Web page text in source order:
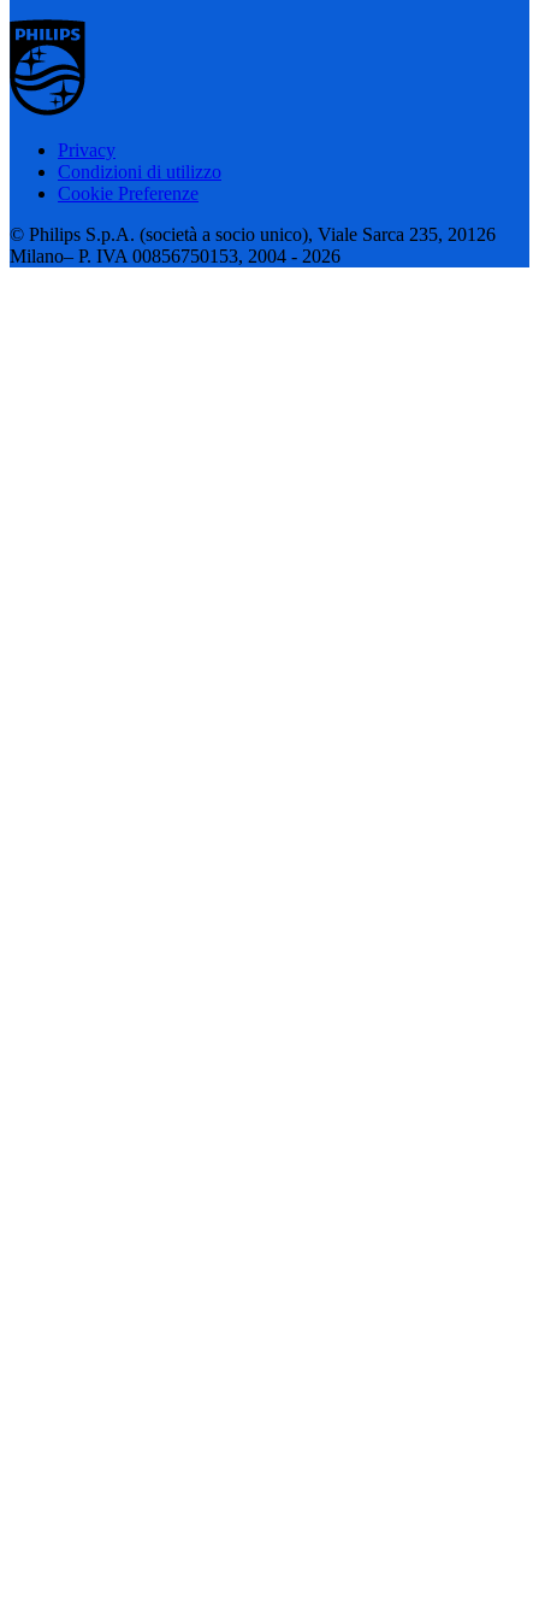
Privacy
Condizioni di utilizzo
Cookie Preferenze
© Philips S.p.A. (società a socio unico), Viale Sarca 235, 20126
Milano– P. IVA 00856750153, 2004 - 2026